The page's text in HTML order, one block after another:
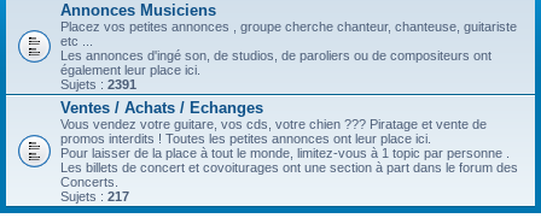
Annonces Musiciens
Placez vos petites annonces , groupe cherche chanteur, chanteuse, guitariste
etc ...
Les annonces d'ingé son, de studios, de paroliers ou de compositeurs ont
également leur place ici.
Sujets : 2391
Ventes / Achats / Echanges
Vous vendez votre guitare, vos cds, votre chien ??? Piratage et vente de
promos interdits ! Toutes les petites annonces ont leur place ici.
Pour laisser de la place à tout le monde, limitez-vous à 1 topic par personne .
Les billets de concert et covoiturages ont une section à part dans le forum des
Concerts.
Sujets : 217